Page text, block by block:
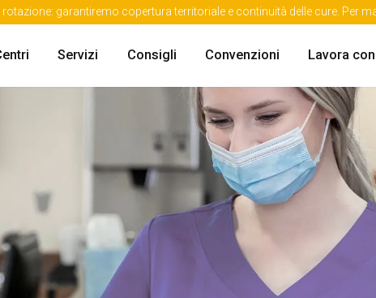
garantiremo copertura territoriale e continuità delle cure. Per
Servizi Consigli Convenzioni Lavora